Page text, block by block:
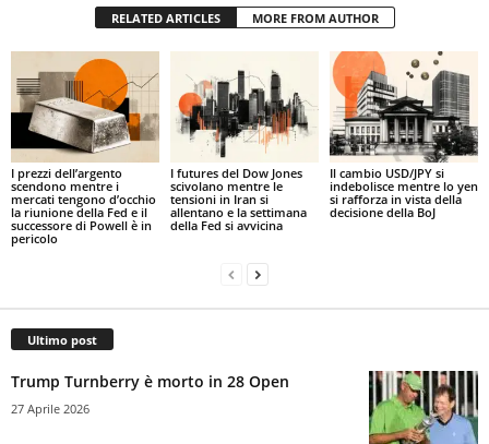
RELATED ARTICLES MORE FROM AUTHOR
I prezzi dell’argento
scendono mentre i
mercati tengono d’occhio
la riunione della Fed e il
successore di Powell è in
pericolo
I futures del Dow Jones
scivolano mentre le
tensioni in Iran si
allentano e la settimana
della Fed si avvicina
Il cambio USD/JPY si
indebolisce mentre lo yen
si rafforza in vista della
decisione della BoJ
Ultimo post
Trump Turnberry è morto in 28 Open
27 Aprile 2026